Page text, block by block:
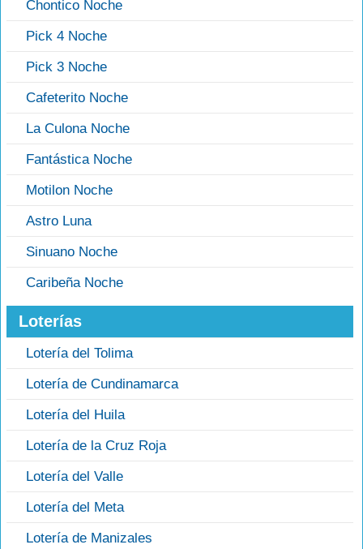
Chontico Noche
Pick 4 Noche
Pick 3 Noche
Cafeterito Noche
La Culona Noche
Fantástica Noche
Motilon Noche
Astro Luna
Sinuano Noche
Caribeña Noche
Loterías
Lotería del Tolima
Lotería de Cundinamarca
Lotería del Huila
Lotería de la Cruz Roja
Lotería del Valle
Lotería del Meta
Lotería de Manizales